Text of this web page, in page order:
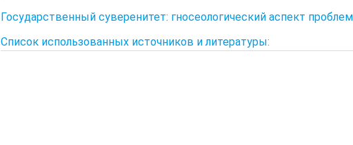
Государственный суверенитет: гносеологический аспект
Список использованных источников и литературы: